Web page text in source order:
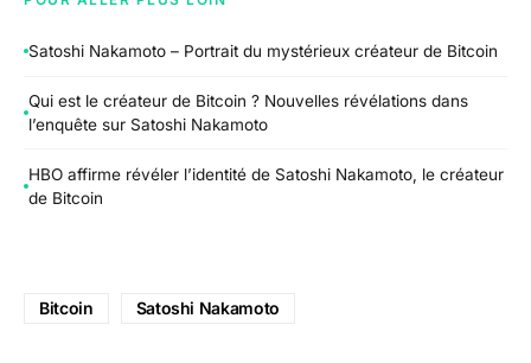
Satoshi Nakamoto – Portrait du mystérieux créateur de Bitcoin
Qui est le créateur de Bitcoin ? Nouvelles révélations dans
l’enquête sur Satoshi Nakamoto
HBO affirme révéler l’identité de Satoshi Nakamoto, le créateur
de Bitcoin
Bitcoin Satoshi Nakamoto